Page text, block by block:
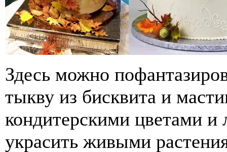
Здесь можно
тыкву из бисквита и
кондитерскими цветами и
украсить живыми